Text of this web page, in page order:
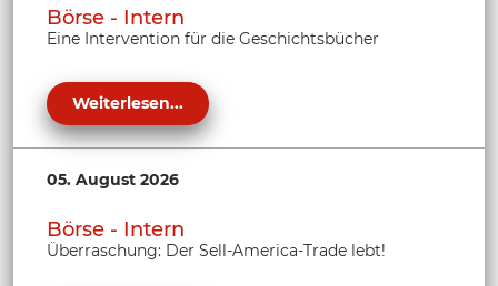
Börse - Intern
Eine Intervention für die Geschichtsbücher
Weiterlesen...
05. August 2026
Börse - Intern
Überraschung: Der Sell-America-Trade lebt!